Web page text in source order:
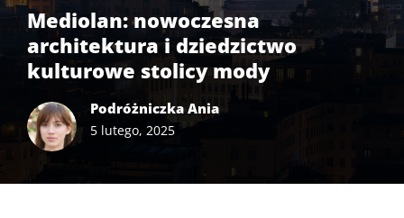
Mediolan: nowoczesna
architektura i dziedzictwo
kulturowe stolicy mody
Podróżniczka Ania
5 lutego, 2025